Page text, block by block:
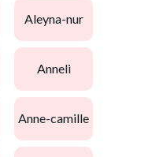
aleyna-nur
anneli
anne-camille